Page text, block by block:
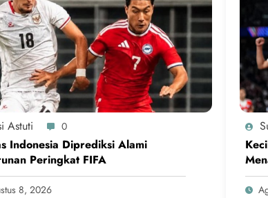
Astuti 0
Indonesia Diprediksi Alami
Peringkat FIFA
8, 2026